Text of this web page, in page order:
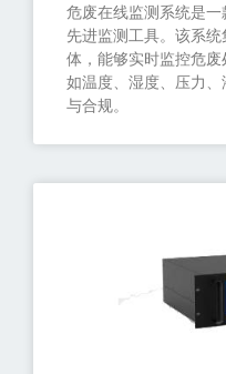
危废在线监测系统是
先进监测工具。该系
体，能够实时监控危废
如温度、湿度、压力
与合规。